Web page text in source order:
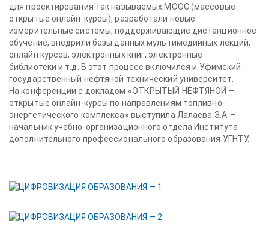
для проектирования так называемых MOOC (массовые
открытые онлайн-курсы), разработали новые
измерительные системы, поддерживающие дистанционное
обучение, внедрили базы данных мультимедийных лекций,
онлайн курсов, электронных книг, электронные
библиотеки и т.д. В этот процесс включился и Уфимский
государственный нефтяной технический университет.
На конференции с докладом «ОТКРЫТЫЙ НЕФТЯНОЙ –
открытые онлайн-курсы по направлениям топливно-
энергетического комплекса» выступила Лалаева З.А. –
начальник учебно-организационного отдела Института
дополнительного профессионального образования УГНТУ.